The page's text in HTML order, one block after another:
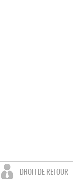
DROIT DE RETOUR